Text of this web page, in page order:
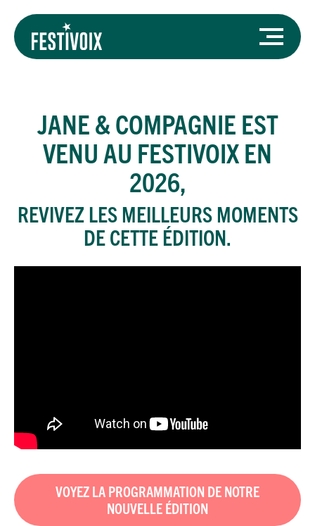
JANE & COMPAGNIE EST
VENU AU FESTIVOIX EN
2026,
REVIVEZ LES MEILLEURS MOMENTS
DE CETTE ÉDITION.
VOYEZ LA PROGRAMMATION DE NOTRE
NOUVELLE ÉDITION